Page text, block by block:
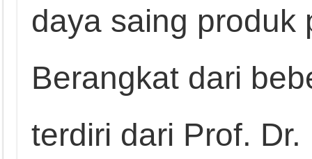
daya saing produk
Berangkat dari
terdiri dari Prof.